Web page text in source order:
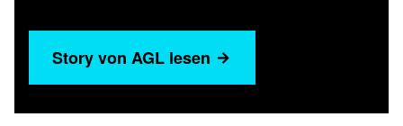
Story von AGL lesen